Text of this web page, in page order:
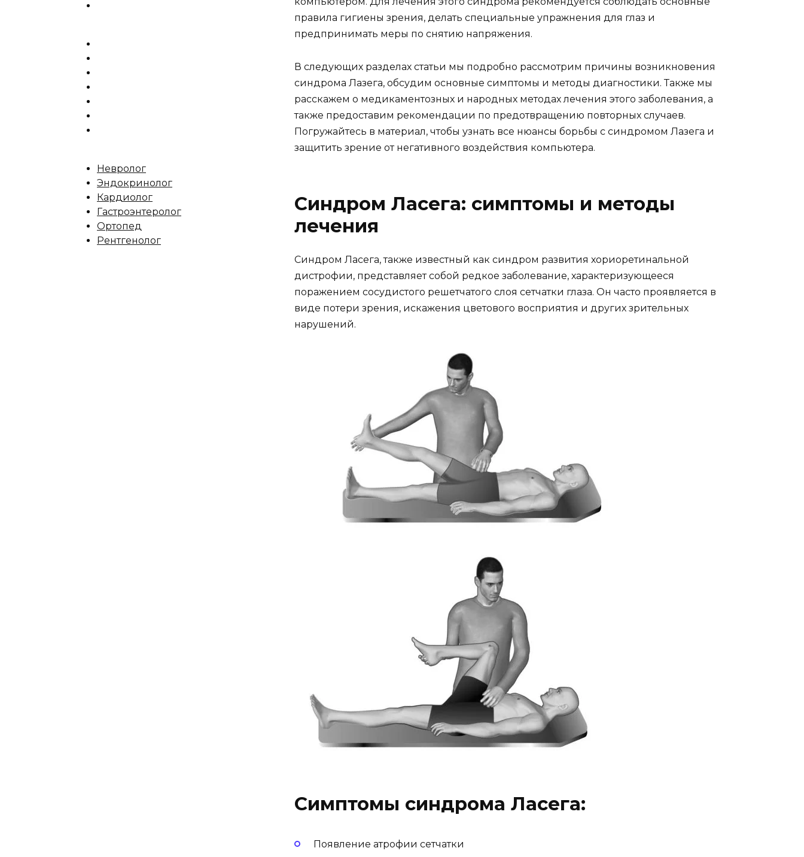
правила гигиены зрения, делать специальные упражнения для глаз и
предпринимать меры по снятию напряжения.
В следующих разделах статьи мы подробно рассмотрим причины возникновения
синдрома Лазега, обсудим основные симптомы и методы диагностики. Также мы
расскажем о медикаментозных и народных методах лечения этого заболевания, а
также предоставим рекомендации по предотвращению повторных случаев.
Погружайтесь в материал, чтобы узнать все нюансы борьбы с синдромом Лазега и
защитить зрение от негативного воздействия компьютера.
Синдром Ласега: симптомы и методы
лечения
Синдром Ласега, также известный как синдром развития хориоретинальной
дистрофии, представляет собой редкое заболевание, характеризующееся
поражением сосудистого решетчатого слоя сетчатки глаза. Он часто проявляется в
виде потери зрения, искажения цветового восприятия и других зрительных
нарушений.
Симптомы синдрома Ласега:
Появление атрофии сетчатки
Невролог
Эндокринолог
Кардиолог
Гастроэнтеролог
Ортопед
Рентгенолог